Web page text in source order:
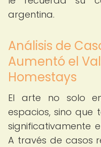
argentina.
Análisis de
Aumentó el
Homestays
El arte no solo
espacios, sino que
significativamente
A través de casos